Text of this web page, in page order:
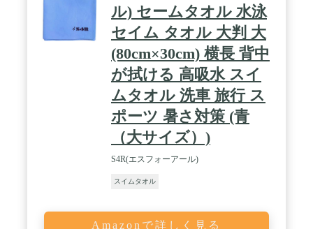
ル) セームタオル 水泳
セイム タオル 大判 大
(80cm×30cm) 横長 背中
が拭ける 高吸水 スイ
ムタオル 洗車 旅行 ス
ポーツ 暑さ対策 (青
（大サイズ）)
S4R(エスフォーアール)
スイムタオル
Amazonで詳しく見る